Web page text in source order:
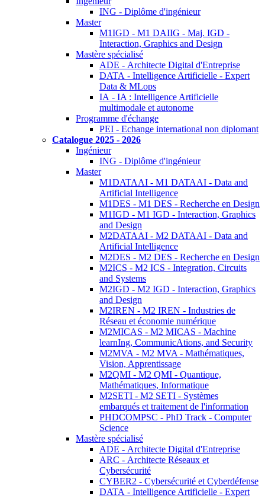
ING - Diplôme d'ingénieur
Master
M1IGD - M1 DAIIG - Maj. IGD -
Interaction, Graphics and Design
Mastère spécialisé
ADE - Architecte Digital d'Entreprise
DATA - Intelligence Artificielle - Expert
Data & MLops
IA - IA : Intelligence Artificielle
multimodale et autonome
Programme d'échange
PEI - Echange international non diplomant
Catalogue 2025 - 2026
Ingénieur
ING - Diplôme d'ingénieur
Master
M1DATAAI - M1 DATAAI - Data and
Artificial Intelligence
M1DES - M1 DES - Recherche en Design
M1IGD - M1 IGD - Interaction, Graphics
and Design
M2DATAAI - M2 DATAAI - Data and
Artificial Intelligence
M2DES - M2 DES - Recherche en Design
M2ICS - M2 ICS - Integration, Circuits
and Systems
M2IGD - M2 IGD - Interaction, Graphics
and Design
M2IREN - M2 IREN - Industries de
Réseau et économie numérique
M2MICAS - M2 MICAS - Machine
learnIng, CommunicAtions, and Security
M2MVA - M2 MVA - Mathématiques,
Vision, Apprentissage
M2QMI - M2 QMI - Quantique,
Mathématiques, Informatique
M2SETI - M2 SETI - Systèmes
embarqués et traitement de l'information
PHDCOMPSC - PhD Track - Computer
Science
Mastère spécialisé
ADE - Architecte Digital d'Entreprise
ARC - Architecte Réseaux et
Cybersécurité
CYBER2 - Cybersécurité et Cyberdéfense
DATA - Intelligence Artificielle - Expert